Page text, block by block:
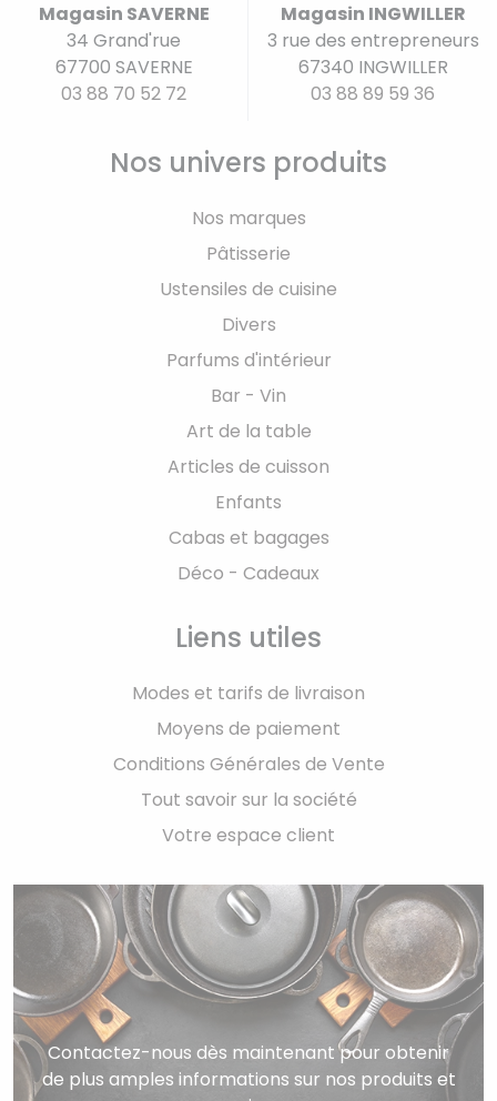
Magasin SAVERNE
34 Grand'rue
67700 SAVERNE
03 88 70 52 72
Magasin INGWILLER
3 rue des entrepreneurs
67340 INGWILLER
03 88 89 59 36
Nos univers produits
Nos marques
Pâtisserie
Ustensiles de cuisine
Divers
Parfums d'intérieur
Bar - Vin
Art de la table
Articles de cuisson
Enfants
Cabas et bagages
Déco - Cadeaux
Liens utiles
Modes et tarifs de livraison
Moyens de paiement
Conditions Générales de Vente
Tout savoir sur la société
Votre espace client
Contactez-nous dès maintenant pour obtenir
de plus amples informations sur nos produits et